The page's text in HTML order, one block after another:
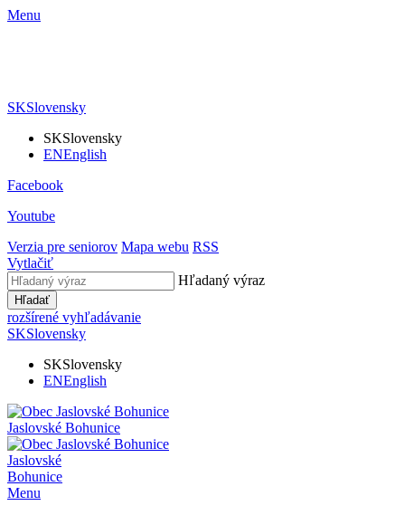
Menu
SKSlovensky
SKSlovensky
ENEnglish
Facebook
Youtube
Verzia pre seniorov Mapa webu RSS
Vytlačiť
Hľadaný výraz
Hľadať
rozšírené vyhľadávanie
SKSlovensky
SKSlovensky
ENEnglish
Jaslovské Bohunice
Jaslovské
Bohunice
Menu